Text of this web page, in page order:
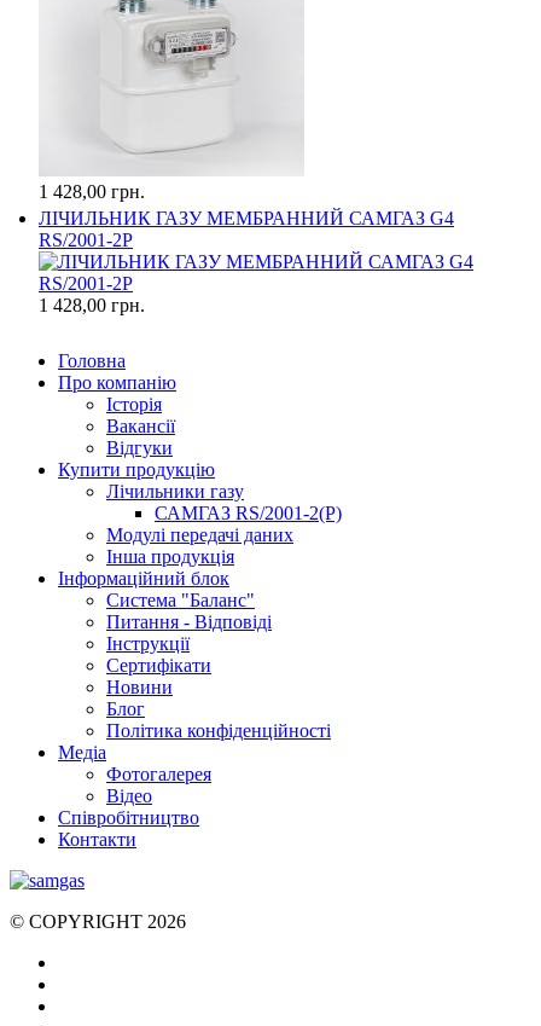
1 428,00 грн.
ЛІЧИЛЬНИК ГАЗУ МЕМБРАННИЙ САМГАЗ G4
RS/2001-2P
1 428,00 грн.
Головна
Про компанію
Історія
Вакансії
Відгуки
Купити продукцію
Лічильники газу
САМГАЗ RS/2001-2(Р)
Модулі передачі даних
Інша продукція
Інформаційний блок
Система "Баланс"
Питання - Відповіді
Інструкції
Сертифікати
Новини
Блог
Політика конфіденційності
Медіа
Фотогалерея
Відео
Співробітництво
Контакти
© COPYRIGHT 2026